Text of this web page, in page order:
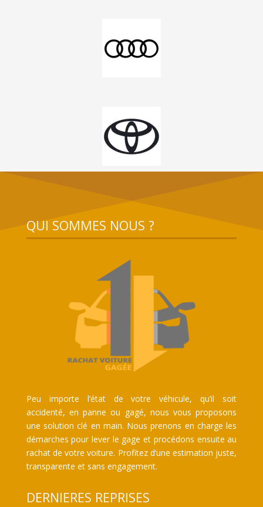
QUI SOMMES NOUS ?
Peu importe l’état de votre véhicule, qu’il soit
accidenté, en panne ou gagé, nous vous proposons
une solution clé en main. Nous prenons en charge les
démarches pour lever le gage et procédons ensuite au
rachat de votre voiture. Profitez d’une estimation juste,
transparente et sans engagement.
DERNIERES REPRISES